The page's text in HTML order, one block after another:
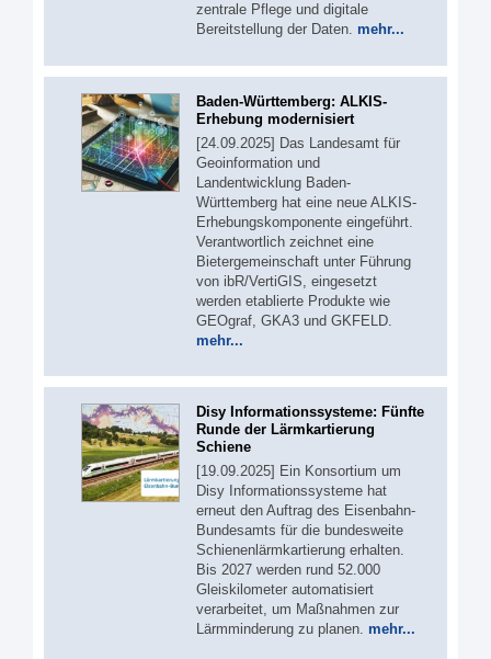
zentrale Pflege und digitale
Bereitstellung der Daten. mehr...
Baden-Württemberg: ALKIS-
Erhebung modernisiert
[24.09.2025] Das Landesamt für
Geoinformation und
Landentwicklung Baden-
Württemberg hat eine neue ALKIS-
Erhebungskomponente eingeführt.
Verantwortlich zeichnet eine
Bietergemeinschaft unter Führung
von ibR/VertiGIS, eingesetzt
werden etablierte Produkte wie
GEOgraf, GKA3 und GKFELD.
mehr...
Disy Informationssysteme: Fünfte
Runde der Lärmkartierung
Schiene
[19.09.2025] Ein Konsortium um
Disy Informationssysteme hat
erneut den Auftrag des Eisenbahn-
Bundesamts für die bundesweite
Schienenlärmkartierung erhalten.
Bis 2027 werden rund 52.000
Gleiskilometer automatisiert
verarbeitet, um Maßnahmen zur
Lärmminderung zu planen. mehr...